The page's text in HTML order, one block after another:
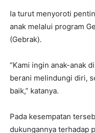
Ia turut menyoroti
anak melalui program
(Gebrak).
“Kami ingin anak-anak
berani melindungi diri,
baik,” katanya.
Pada kesempatan
dukungannya terhadap